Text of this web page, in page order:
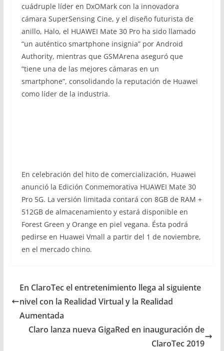
cuádruple líder en DxOMark con la innovadora
cámara SuperSensing Cine, y el diseño futurista de
anillo, Halo, el HUAWEI Mate 30 Pro ha sido llamado
“un auténtico smartphone insignia” por Android
Authority, mientras que GSMArena aseguró que
“tiene una de las mejores cámaras en un
smartphone”, consolidando la reputación de Huawei
como líder de la industria.
En celebración del hito de comercialización, Huawei
anunció la Edición Conmemorativa HUAWEI Mate 30
Pro 5G. La versión limitada contará con 8GB de RAM +
512GB de almacenamiento y estará disponible en
Forest Green y Orange en piel vegana. Ésta podrá
pedirse en Huawei Vmall a partir del 1 de noviembre,
en el mercado chino.
En ClaroTec el entretenimiento llega al siguiente
nivel con la Realidad Virtual y la Realidad
Aumentada
Claro lanza nueva GigaRed en inauguración de
ClaroTec 2019